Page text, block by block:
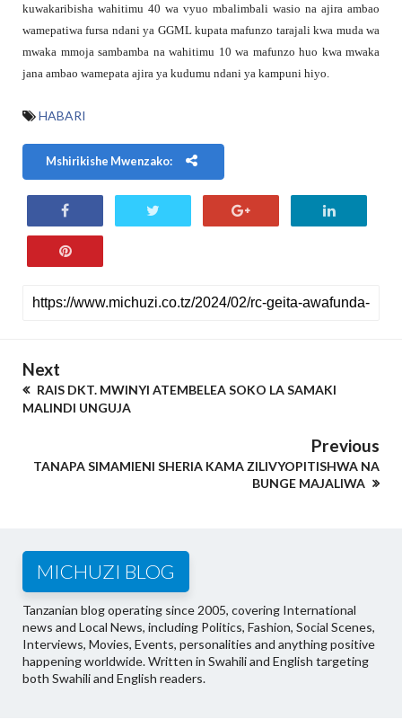
kuwakaribisha wahitimu 40 wa vyuo mbalimbali wasio na ajira ambao
wamepatiwa fursa ndani ya GGML kupata mafunzo tarajali kwa muda wa
mwaka mmoja sambamba na wahitimu 10 wa mafunzo huo kwa mwaka
jana ambao wamepata ajira ya kudumu ndani ya kampuni hiyo.
HABARI
Mshirikishe Mwenzako:
Next
RAIS DKT. MWINYI ATEMBELEA SOKO LA SAMAKI
MALINDI UNGUJA
Previous
TANAPA SIMAMIENI SHERIA KAMA ZILIVYOPITISHWA NA
BUNGE MAJALIWA
MICHUZI BLOG
Tanzanian blog operating since 2005, covering International
news and Local News, including Politics, Fashion, Social Scenes,
Interviews, Movies, Events, personalities and anything positive
happening worldwide. Written in Swahili and English targeting
both Swahili and English readers.